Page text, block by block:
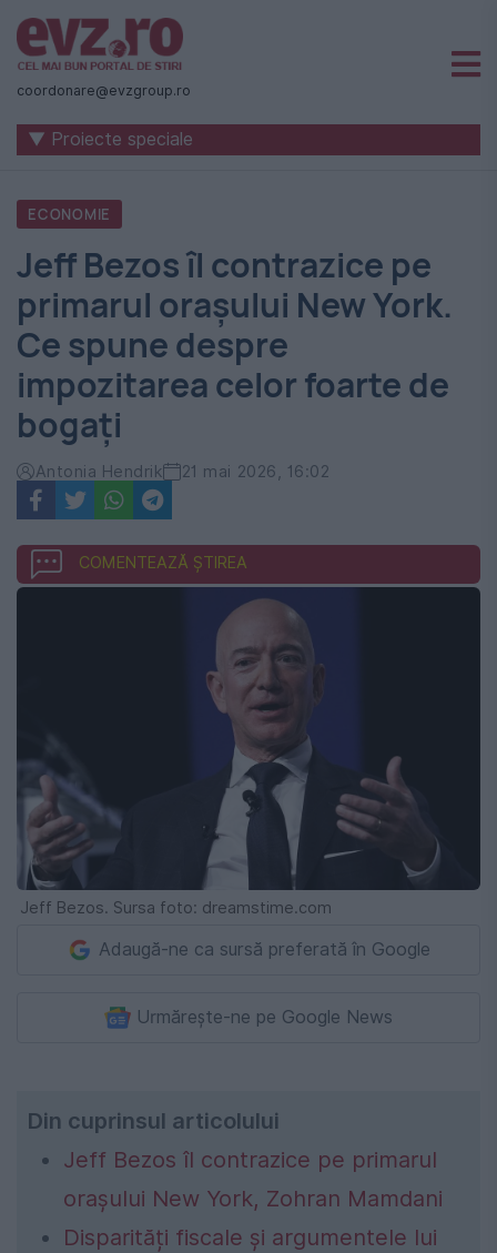
Știri
naționale
internaționale
România
-
Evenimentul
Zilei
coordonare@evzgroup.ro
▼ Proiecte speciale
ECONOMIE
Jeff Bezos îl contrazice pe
primarul orașului New York.
Ce spune despre
impozitarea celor foarte de
bogați
Antonia Hendrik 21 mai 2026, 16:02
COMENTEAZĂ ȘTIREA
Jeff Bezos. Sursa foto: dreamstime.com
Adaugă-ne ca sursă preferată în Google
Urmărește-ne pe Google News
Din cuprinsul articolului
Jeff Bezos îl contrazice pe primarul
orașului New York, Zohran Mamdani
Disparități fiscale și argumentele lui